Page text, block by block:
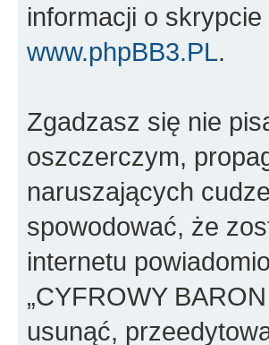
informacji o
www.phpBB3.PL.
Zgadzasz się nie
oszczerczym,
naruszających
spowodować, że
internetu
„CYFROWY
usunąć,